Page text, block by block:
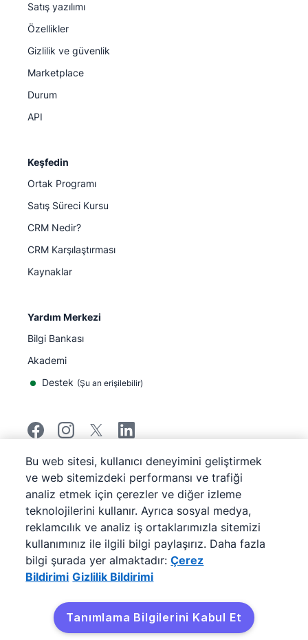
Satış yazılımı
Özellikler
Gizlilik ve güvenlik
Marketplace
Durum
API
Keşfedin
Ortak Programı
Satış Süreci Kursu
CRM Nedir?
CRM Karşılaştırması
Kaynaklar
Yardım Merkezi
Bilgi Bankası
Akademi
Destek (Şu an erişilebilir)
© 2026Pipedrive
Pipedrive
Hizmet Koşulları
Pipedrive
Gizlilik Bildirimi
Site haritası
Çerez Bildirimi
Çerez Tercihleri
Pipedrive Web Tabanlı Bir Satış CRM'idir.
Bu web sitesi, kullanıcı deneyimini geliştirmek
ve web sitemizdeki performansı ve trafiği
analiz etmek için çerezler ve diğer izleme
teknolojilerini kullanır. Ayrıca sosyal medya,
reklamcılık ve analiz iş ortaklarımızla sitemizi
kullanımınız ile ilgili bilgi paylaşırız. Daha fazla
bilgi şurada yer almaktadır: Çerez
Bildirimi Gizlilik Bildirimi
Tanımlama Bilgilerini Kabul Et